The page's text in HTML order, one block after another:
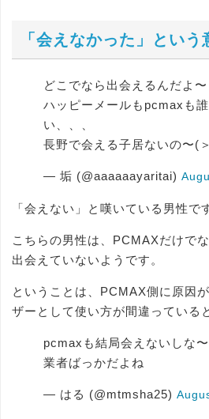
「会えなかった」という
どこでなら出会えるんだよ〜
ハッピーメールもpcmaxも
い、、、
長野で会える子居ないの〜(
— 垢 (@aaaaaayaritai)
「会えない」と嘆いている男性で
こちらの男性は、PCMAXだけで
出会えていないようです。
ということは、PCMAX側に原因
ザーとして使い方が間違っている
pcmaxも結局会えないしな
業者ばっかだよね
— はる (@mtmsha25)